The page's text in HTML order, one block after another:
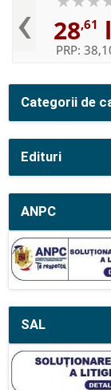
Categorii de
Edituri
ANPC
SAL
‹ 28,61
PRP: